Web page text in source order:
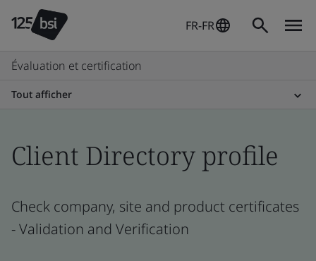
FR-FR
Évaluation et certification
Tout afficher
Client Directory profile
Check company, site and product certificates
- Validation and Verification